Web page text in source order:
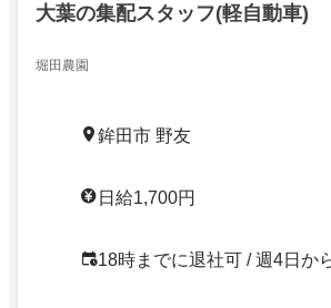
大葉の集配スタッフ(軽自動車)
堀田農園
鉾田市 野友
日給1,700円
18時までに退社可 / 週4日か